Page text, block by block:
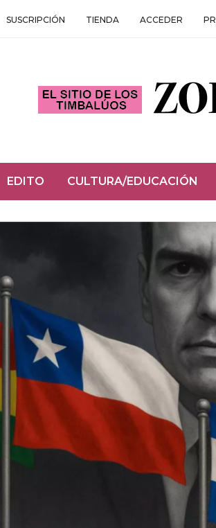
SUSCRIPCIÓN TIENDA ACCEDER
EDITO CULTURA/EDUCACIÓN